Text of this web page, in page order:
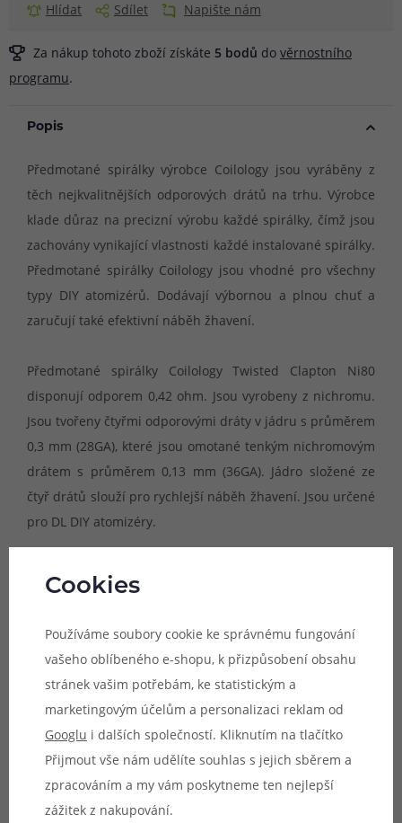
Hlídat
Sdílet Napište nám
Za nákup tohoto zboží získáte 5 bodů do věrnostního
programu.
Popis
Předmotané spirálky výrobce Coilology jsou vyráběny z
těch nejkvalitnějších odporových drátů na trhu. Výrobce
klade důraz na precizní výrobu každé spirálky, čímž jsou
zachovány vynikající vlastnosti každé instalované spirálky.
Předmotané spirálky Coilology jsou vhodné pro všechny
typy DIY atomizérů. Dodávají výbornou a plnou chuť a
zaručují také efektivní náběh žhavení.
Předmotané spirálky Coilology Twisted Clapton Ni80
disponují odporem 0,42 ohm. Jsou vyrobeny z nichromu.
Jsou tvořeny čtyřmi odporovými dráty v jádru s průměrem
0,3 mm (28GA), které jsou omotané tenkým nichromovým
drátem s průměrem 0,13 mm (36GA). Jádro složené ze
čtyř drátů slouží pro rychlejší náběh žhavení. Jsou určené
pro DL DIY atomizéry.
Provedení spirálky:
Odpor jedné spirálky:
Vnitřní průměr spirálky:
3 mm (5 otoček)
Doporučujeme pouze zkušeným uživatelům.
Nesprávným použitím může dojít k nevratnému
poškození zařízení.
Cookies
Používáme soubory cookie ke správnému fungování
vašeho oblíbeného e-shopu, k přizpůsobení obsahu
stránek vašim potřebám, ke statistickým a
marketingovým účelům a personalizaci reklam od
Googlu i dalších společností. Kliknutím na tlačítko
Přijmout vše nám udělíte souhlas s jejich sběrem a
zpracováním a my vám poskytneme ten nejlepší
zážitek z nakupování.